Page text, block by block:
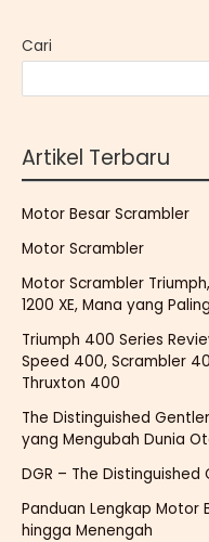
Cari
Artikel Terbaru
Motor Besar Scrambler
Motor Scrambler
Motor Scrambler
1200 XE, Mana yang
Triumph 400 Series
Speed 400, Scrambler
Thruxton 400
The Distinguished
yang Mengubah Dunia
DGR – The Distinguished
Panduan Lengkap Motor
hingga Menengah